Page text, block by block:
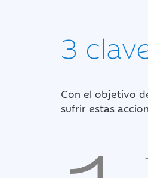
3
Con el objetivo
sufrir estas